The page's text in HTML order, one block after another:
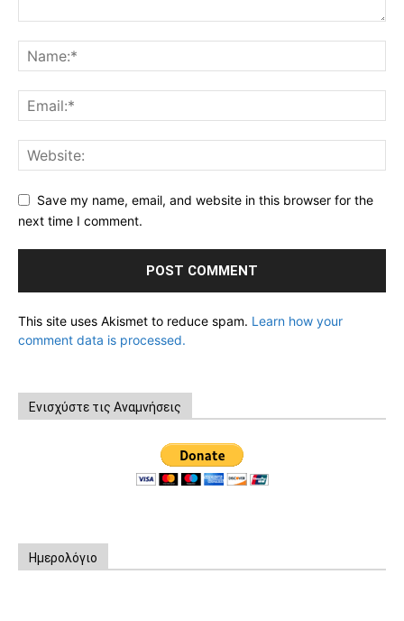
Save my name, email, and website in this browser for the
next time I comment.
This site uses Akismet to reduce spam. Learn how your
comment data is processed.
Ενισχύστε τις Αναμνήσεις
Ημερολόγιο